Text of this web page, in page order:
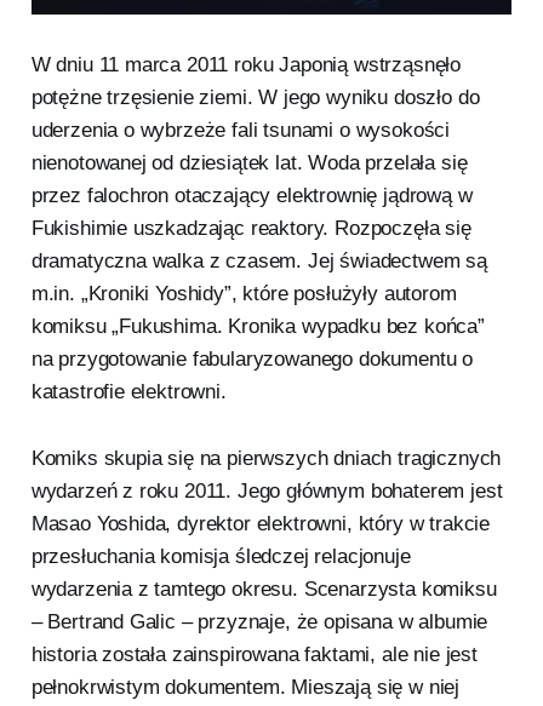
W dniu 11 marca 2011 roku Japonią wstrząsnęło
potężne trzęsienie ziemi. W jego wyniku doszło do
uderzenia o wybrzeże fali tsunami o wysokości
nienotowanej od dziesiątek lat. Woda przelała się
przez falochron otaczający elektrownię jądrową w
Fukishimie uszkadzając reaktory. Rozpoczęła się
dramatyczna walka z czasem. Jej świadectwem są
m.in. „Kroniki Yoshidy”, które posłużyły autorom
komiksu „Fukushima. Kronika wypadku bez końca”
na przygotowanie fabularyzowanego dokumentu o
katastrofie elektrowni.
Komiks skupia się na pierwszych dniach tragicznych
wydarzeń z roku 2011. Jego głównym bohaterem jest
Masao Yoshida, dyrektor elektrowni, który w trakcie
przesłuchania komisja śledczej relacjonuje
wydarzenia z tamtego okresu. Scenarzysta komiksu
– Bertrand Galic – przyznaje, że opisana w albumie
historia została zainspirowana faktami, ale nie jest
pełnokrwistym dokumentem. Mieszają się w niej